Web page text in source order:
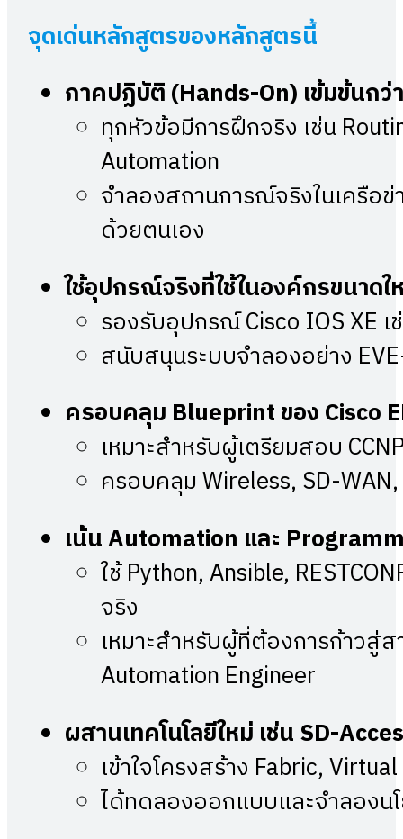
จุดเด่นหลักสูตรของหลักสูตรนี้
ภาคปฏิบัติ (Hands-On) เข้มข้นกว่
ทุกหัวข้อมีการฝึกจริง เช่น
Automation
จำลองสถานการณ์จริงในเครือ
ด้วยตนเอง
ใช้อุปกรณ์จริงที่ใช้ในองค์กรขนาด
รองรับอุปกรณ์ Cisco IOS XE
สนับสนุนระบบจำลองอย่าง
ครอบคลุม Blueprint ของ Cisco
เหมาะสำหรับผู้เตรียมสอบ
ครอบคลุม Wireless, SD-
เน้น Automation และ
ใช้ Python, Ansible,
จริง
เหมาะสำหรับผู้ที่ต้องการก้าวสู่
Automation Engineer
ผสานเทคโนโลยีใหม่ เช่น SD-
เข้าใจโครงสร้าง Fabric,
ได้ทดลองออกแบบและจำลองน